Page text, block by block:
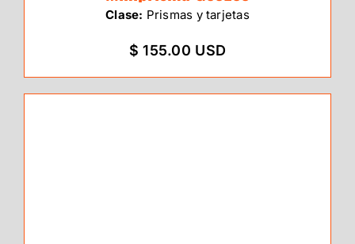
Clase: Prismas y tarjetas
$ 155.00 USD